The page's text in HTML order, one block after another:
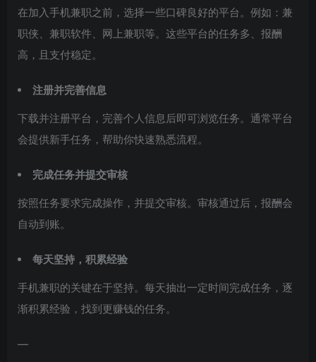
在加入手机兼职之前，选择一些口碑良好的平台。例如：兼
职侠、兼职软件、网上兼职等。这些平台的任务多、报酬
高，且支付稳定。
注册并完善信息
下载并注册平台，完善个人信息后即可浏览任务。通常平台
会提供新手任务，帮助你快速熟悉流程。
完成任务并提交审核
按照任务要求完成操作，并提交审核。审核通过后，报酬会
自动到账。
每天坚持，积累经验
手机兼职的关键在于坚持。每天抽出一定时间完成任务，逐
渐积累经验，找到更赚钱的任务。
—